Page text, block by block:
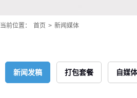
当前位置： 首页 > 新闻媒体
新闻发稿 打包套餐 自媒体